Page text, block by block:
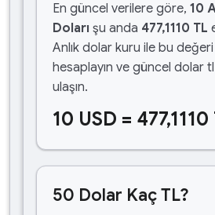
En güncel verilere göre, 10
Doları şu anda 477,1110 TL
Anlık dolar kuru ile bu değeri
hesaplayın ve güncel dolar
ulaşın.
10 USD = 477,1110
50 Dolar Kaç TL?